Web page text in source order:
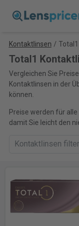
Kontaktlinsen / Total1
Total1
Vergleichen Sie
Kontaktlinsen in der
können.
Preise werden für
damit Sie leicht den